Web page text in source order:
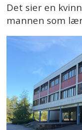
Det sier en
mannen som